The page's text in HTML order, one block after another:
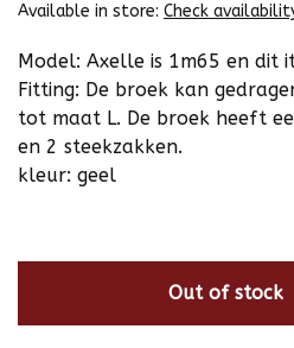
Available in store: Check
Model: Axelle is 1m65 en dit
Fitting: De broek kan
tot maat L. De broek heeft
en 2 steekzakken.
kleur: geel
Out of stock